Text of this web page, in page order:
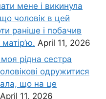
мене і викинула
чоловік в цей
раніше і побачив
April 11, 2026
рідна сестра
одружитися
що на це
April 11, 2026